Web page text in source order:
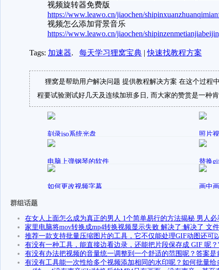
视频旋转器免费版
https://www.leawo.cn/jiaochen/
视频怎么添加背景音乐
https://www.leawo.cn/jiaochen/
Tags: 加速器. 每天学习狸窝宝典 |快速找教程方案
狸窝是帮助用户解决问题 提供教程解决方案 在这个过程
程要试验测试好几天及连续加班多日, 而大家的赞赏是一种
刻录iso系统光盘 照片
电脑上弹钢琴的软件 替换
如何更改视频字幕
画中
群组话题
在女人上面怎么成为真正的男人 1个简单易行的方法揭秘 男人必
家里电脑将mov转换成mp4转换视频显示失败 解决了:解决了 文
推荐一款支持批量压缩图片的工具，它不仅能处理GIF动图还可
有没有一种工具，能直接边看边录，还能把片段保存成 GIF 呢
有没有办法把视频的音量统一调整到一个舒适的范围呢？答案是
有没有工具能一次性给多个视频添加相同的水印呢？如何批量